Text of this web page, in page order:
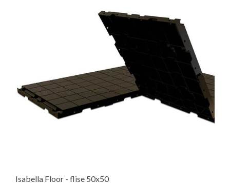
Isabella Floor - flise 50x50